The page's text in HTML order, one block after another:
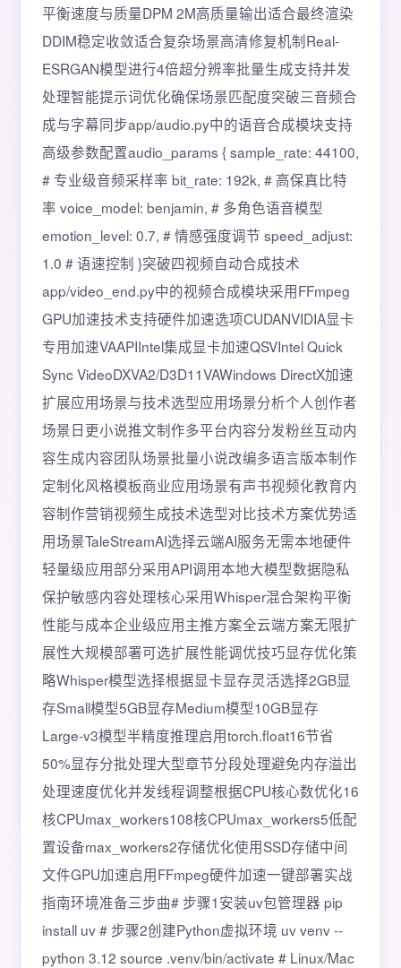
平衡速度与质量DPM 2M高质量输出适合最终渲染
DDIM稳定收敛适合复杂场景高清修复机制Real-
ESRGAN模型进行4倍超分辨率批量生成支持并发
处理智能提示词优化确保场景匹配度突破三音频合
成与字幕同步app/audio.py中的语音合成模块支持
高级参数配置audio_params { sample_rate: 44100,
# 专业级音频采样率 bit_rate: 192k, # 高保真比特
率 voice_model: benjamin, # 多角色语音模型
emotion_level: 0.7, # 情感强度调节 speed_adjust:
1.0 # 语速控制 }突破四视频自动合成技术
app/video_end.py中的视频合成模块采用FFmpeg
GPU加速技术支持硬件加速选项CUDANVIDIA显卡
专用加速VAAPIIntel集成显卡加速QSVIntel Quick
Sync VideoDXVA2/D3D11VAWindows DirectX加速
扩展应用场景与技术选型应用场景分析个人创作者
场景日更小说推文制作多平台内容分发粉丝互动内
容生成内容团队场景批量小说改编多语言版本制作
定制化风格模板商业应用场景有声书视频化教育内
容制作营销视频生成技术选型对比技术方案优势适
用场景TaleStreamAI选择云端AI服务无需本地硬件
轻量级应用部分采用API调用本地大模型数据隐私
保护敏感内容处理核心采用Whisper混合架构平衡
性能与成本企业级应用主推方案全云端方案无限扩
展性大规模部署可选扩展性能调优技巧显存优化策
略Whisper模型选择根据显卡显存灵活选择2GB显
存Small模型5GB显存Medium模型10GB显存
Large-v3模型半精度推理启用torch.float16节省
50%显存分批处理大型章节分段处理避免内存溢出
处理速度优化并发线程调整根据CPU核心数优化16
核CPUmax_workers108核CPUmax_workers5低配
置设备max_workers2存储优化使用SSD存储中间
文件GPU加速启用FFmpeg硬件加速一键部署实战
指南环境准备三步曲# 步骤1安装uv包管理器 pip
install uv # 步骤2创建Python虚拟环境 uv venv --
python 3.12 source .venv/bin/activate # Linux/Mac